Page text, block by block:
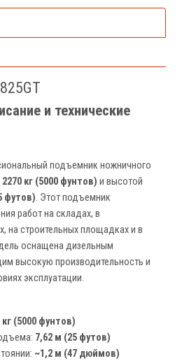
и технические
подъемник ножничного
2270 кг (5000 фунтов) и высотой
футов). Этот подъемник
работ на складах, в
строительных площадках и в
оснащена дизельным
высокую производительность и
эксплуатации.
кг (5000 фунтов)
7,62 м (25 футов)
~1,2 м (47 дюймов)